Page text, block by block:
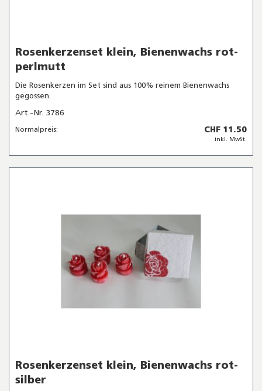
Rosenkerzenset klein, Bienenwachs rot-
perlmutt
Die Rosenkerzen im Set sind aus 100% reinem Bienenwachs
gegossen.
Art.-Nr. 3786
Normalpreis: CHF 11.50
inkl. MwSt.
Rosenkerzenset klein, Bienenwachs rot-
silber